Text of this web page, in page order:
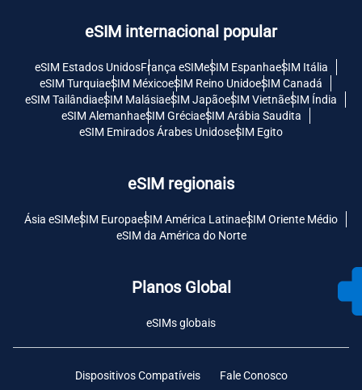
eSIM internacional popular
eSIM Estados UnidosFrança eSIMeSIM EspanhaeSIM Itália
eSIM TurquiaeSIM MéxicoeSIM Reino UnidoeSIM Canadá
eSIM TailândiaeSIM MalásiaeSIM JapãoeSIM VietnãeSIM Índia
eSIM AlemanhaeSIM GréciaeSIM Arábia Saudita
eSIM Emirados Árabes UnidoseSIM Egito
eSIM regionais
Ásia eSIMeSIM EuropaeSIM América LatinaeSIM Oriente Médio
eSIM da América do Norte
Planos Global
eSIMs globais
Dispositivos Compatíveis Fale Conosco